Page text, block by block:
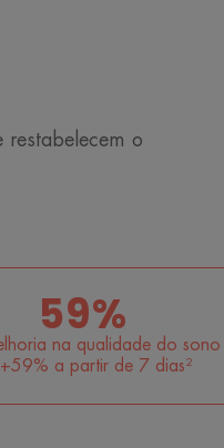
restabelecem o
59%
na qualidade do sono
a partir de 7 dias²